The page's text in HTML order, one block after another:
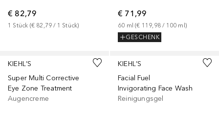
€ 82,79
1 Stück (€ 82,79 / 1 Stück)
€ 71,99
60 ml (€ 119,98 / 100 ml)
GESCHENK
KIEHL’S
Super Multi Corrective
Eye Zone Treatment
Augencreme
KIEHL’S
Facial Fuel
Invigorating Face Wash
Reinigungsgel